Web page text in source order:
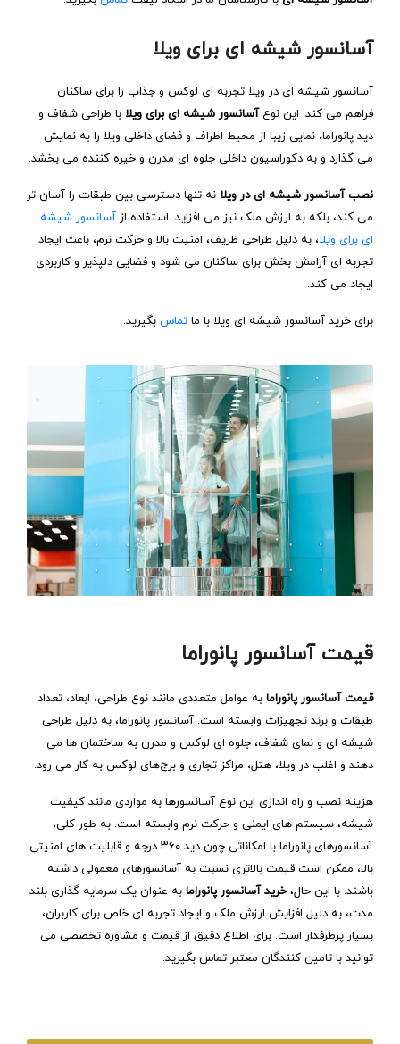
آسانسور شیشه ‌ای برای ویلا
آسانسور شیشه‌ ای در ویلا تجربه ای لوکس و جذاب را برای ساکنان
فراهم می‌ کند. این نوع آسانسور شیشه‌ ای برای ویلا با طراحی شفاف و
دید پانوراما، نمایی زیبا از محیط اطراف و فضای داخلی ویلا را به نمایش
می‌ گذارد و به دکوراسیون داخلی جلوه‌ ای مدرن و خیره‌ کننده می‌ بخشد.
نصب آسانسور شیشه‌ ای در ویلا نه تنها دسترسی بین طبقات را آسان‌ تر
می‌ کند، بلکه به ارزش ملک نیز می‌ افزاید. استفاده از آسانسور شیشه‌
ای برای ویلا، به دلیل طراحی ظریف، امنیت بالا و حرکت نرم، باعث ایجاد
تجربه‌ ای آرامش‌ بخش برای ساکنان می‌ شود و فضایی دلپذیر و کاربردی
ایجاد می‌ کند.
برای خرید آسانسور شیشه ای ویلا با ما تماس بگیرید.
قیمت آسانسور پانوراما
قیمت آسانسور پانوراما به عوامل متعددی مانند نوع طراحی، ابعاد، تعداد
طبقات و برند تجهیزات وابسته است. آسانسور پانوراما، به دلیل طراحی
شیشه‌ ای و نمای شفاف، جلوه‌ ای لوکس و مدرن به ساختمان‌ ها می‌
دهند و اغلب در ویلا، هتل‌، مراکز تجاری و برج‌های لوکس به کار می‌ رود.
هزینه نصب و راه‌ اندازی این نوع آسانسورها به مواردی مانند کیفیت
شیشه، سیستم‌ های ایمنی و حرکت نرم وابسته است. به طور کلی،
آسانسورهای پانوراما با امکاناتی چون دید ۳۶۰ درجه و قابلیت‌ های امنیتی
بالا، ممکن است قیمت بالاتری نسبت به آسانسورهای معمولی داشته
باشند. با این حال،خرید آسانسور پانوراما به عنوان یک سرمایه‌ گذاری بلند
مدت، به دلیل افزایش ارزش ملک و ایجاد تجربه‌ ای خاص برای کاربران،
بسیار پرطرفدار است. برای اطلاع دقیق از قیمت و مشاوره تخصصی می‌
توانید با تامین‌ کنندگان معتبر تماس بگیرید.